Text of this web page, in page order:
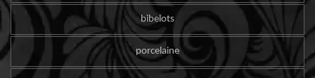
bibelots
porcelaine